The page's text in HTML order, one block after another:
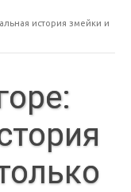
история змейки и